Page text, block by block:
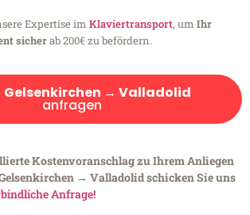
Expertise im Klaviertransport, um Ihr
sicherab 200€ zu befördern.
Gelsenkirchen → Valladolid
anfragen
Kostenvoranschlag zu Ihrem Anliegen
→ Valladolid schicken Sie uns
Anfrage!